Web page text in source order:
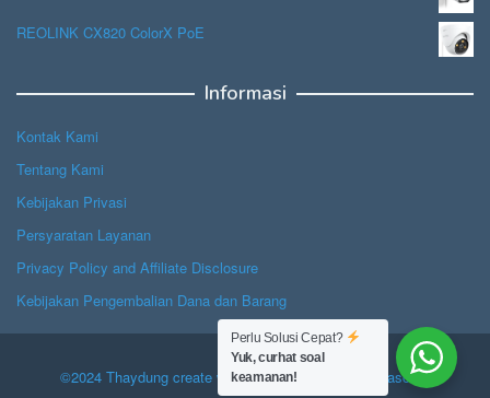
REOLINK CX820 ColorX PoE
Informasi
Kontak Kami
Tentang Kami
Kebijakan Privasi
Persyaratan Layanan
Privacy Policy and Affiliate Disclosure
Kebijakan Pengembalian Dana dan Barang
©2024 Thaydung create with Hope, powered by Jasascan.
Perlu Solusi Cepat?
Yuk, curhat soal
keamanan!